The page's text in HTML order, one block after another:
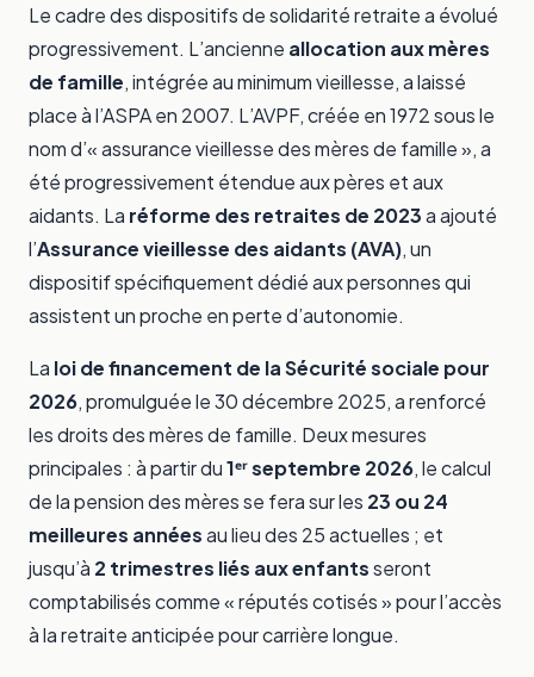
Le cadre des dispositifs de solidarité retraite a évolué
progressivement. L’ancienne allocation aux mères
de famille, intégrée au minimum vieillesse, a laissé
place à l’ASPA en 2007. L’AVPF, créée en 1972 sous le
nom d’« assurance vieillesse des mères de famille », a
été progressivement étendue aux pères et aux
aidants. La réforme des retraites de 2023a ajouté
l’Assurance vieillesse des aidants (AVA), un
dispositif spécifiquement dédié aux personnes qui
assistent un proche en perte d’autonomie.
La loi de financement de la Sécurité sociale pour
2026, promulguée le 30 décembre 2025, a renforcé
les droits des mères de famille. Deux mesures
principales : à partir du1ᵉʳ septembre 2026, le calcul
de la pension des mères se fera sur les 23 ou 24
meilleures annéesau lieu des 25 actuelles ; et
jusqu’à 2 trimestres liés aux enfantsseront
comptabilisés comme « réputés cotisés » pour l’accès
à la retraite anticipée pour carrière longue.